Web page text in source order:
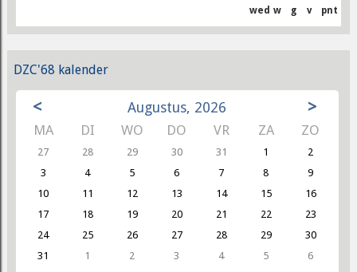
wed w g v pnt
DZC'68 kalender
< Augustus, 2026 >
MA DI WO DO VR ZA ZO
27 28 29 30 31 1
2
3
4 5 6 7 8
9
10
11 12 13 14 15
16
17
18 19 20 21 22
23
24
25 26 27 28 29
30
31
1 2 3 4 5 6